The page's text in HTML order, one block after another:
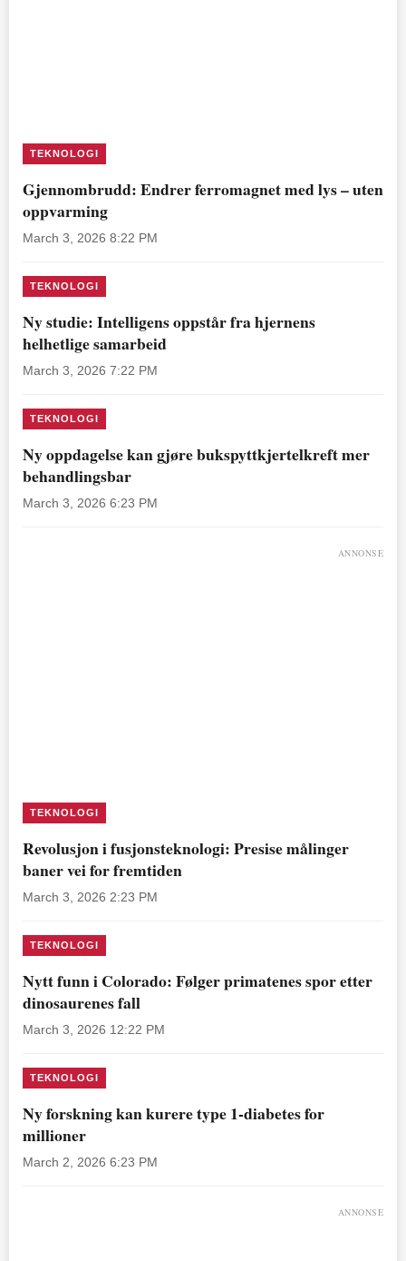
TEKNOLOGI
Gjennombrudd: Endrer ferromagnet med lys – uten
oppvarming
March 3, 2026 8:22 PM
TEKNOLOGI
Ny studie: Intelligens oppstår fra hjernens
helhetlige samarbeid
March 3, 2026 7:22 PM
TEKNOLOGI
Ny oppdagelse kan gjøre bukspyttkjertelkreft mer
behandlingsbar
March 3, 2026 6:23 PM
ANNONSE
TEKNOLOGI
Revolusjon i fusjonsteknologi: Presise målinger
baner vei for fremtiden
March 3, 2026 2:23 PM
TEKNOLOGI
Nytt funn i Colorado: Følger primatenes spor etter
dinosaurenes fall
March 3, 2026 12:22 PM
TEKNOLOGI
Ny forskning kan kurere type 1-diabetes for
millioner
March 2, 2026 6:23 PM
ANNONSE